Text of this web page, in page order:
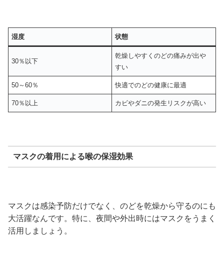
湿度 状態
30％以下
乾燥しやすくのどの痛みが出や
すい
50～60％ 快適でのどの健康に最適
70％以上 カビやダニの発生リスクが高い
マスクの着用による喉の保湿効果
マスクは感染予防だけでなく、のどを乾燥から守るのにも
大活躍なんです。特に、夜間や外出時にはマスクをうまく
活用しましょう。